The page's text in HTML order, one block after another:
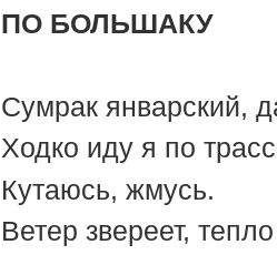
ПО БОЛЬШАКУ
Сумрак январский,
Ходко иду я по
Кутаюсь, жмусь.
Ветер звереет,